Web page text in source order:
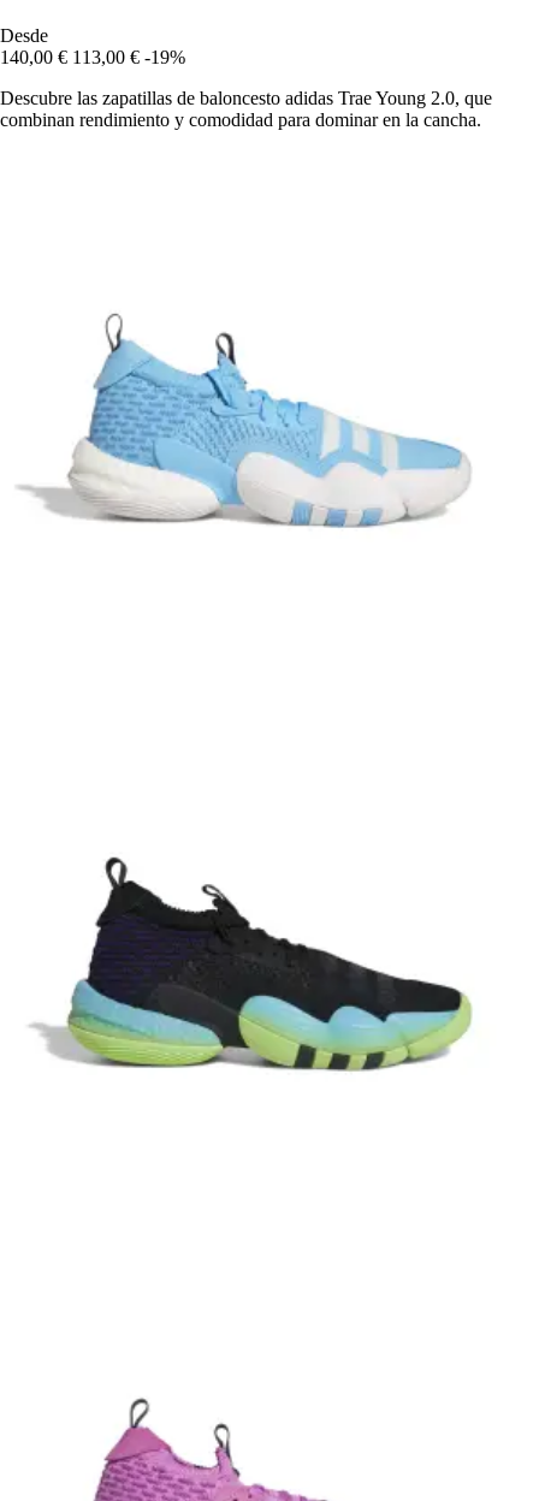
Desde
140,00 € 113,00 € -19%
Descubre las zapatillas de baloncesto adidas Trae Young 2.0, que
combinan rendimiento y comodidad para dominar en la cancha.